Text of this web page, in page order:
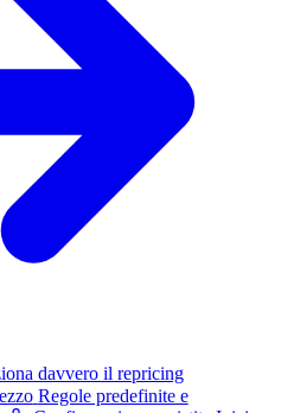
davvero il repricing
Regole predefinite e